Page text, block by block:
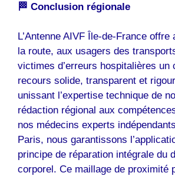
🏁 Conclusion régionale
L’Antenne AIVF Île-de-France
la route, aux usagers des
victimes d’erreurs hospitalières un
recours solide, transparent et
unissant l’expertise technique de
rédaction régional aux
nos médecins experts
Paris, nous garantissons
principe de réparation intégrale du
corporel. Ce maillage de proximité